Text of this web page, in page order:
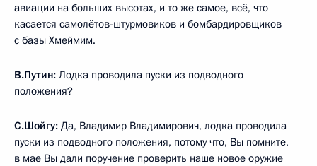
авиации на больших высотах, и то же самое, всё, что
касается самолётов-штурмовиков и бомбардировщиков
с базы Хмеймим.
В.Путин: Лодка проводила пуски из подводного
положения?
С.Шойгу: Да, Владимир Владимирович, лодка проводила
пуски из подводного положения, потому что, Вы помните,
в мае Вы дали поручение проверить наше новое оружие